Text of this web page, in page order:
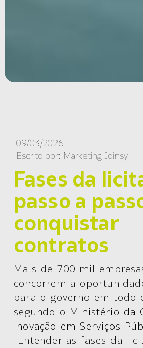
09/03/2026
Escrito por: Marketing Joinsy
Fases da
passo a
conquistar
contratos
Mais de 700 mil
concorrem a
para o governo em todo
segundo o Ministério da
Inovação em Serviços
Entender as fases da